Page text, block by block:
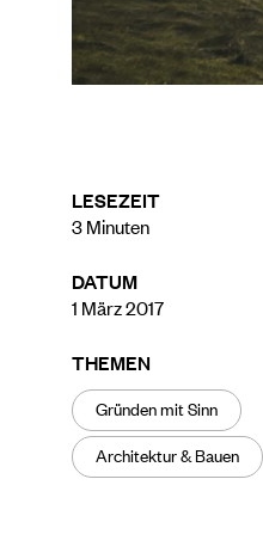
LESEZEIT
3Minuten
DATUM
1 März 2017
THEMEN
Gründen mit Sinn
Architektur & Bauen